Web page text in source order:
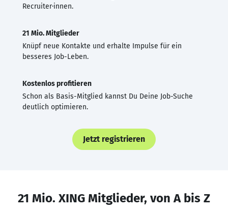
Recruiter·innen.
21 Mio. Mitglieder
Knüpf neue Kontakte und erhalte Impulse für ein
besseres Job-Leben.
Kostenlos profitieren
Schon als Basis-Mitglied kannst Du Deine Job-Suche
deutlich optimieren.
Jetzt registrieren
21 Mio. XING Mitglieder, von A bis Z